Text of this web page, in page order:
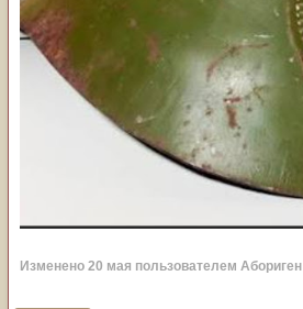
Изменено 20 мая пользователем Абориген